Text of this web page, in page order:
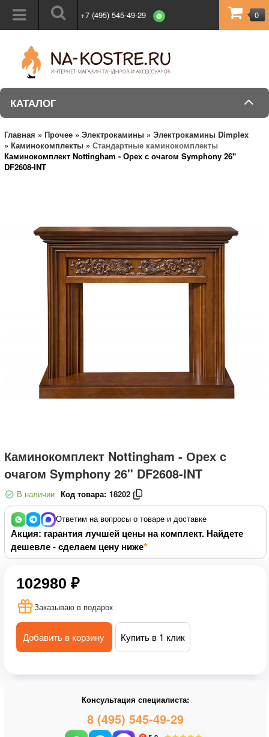
+7 (495) 545-49-29 0
КАТАЛОГ
Главная » Прочее » Электрокамины » Электрокамины Dimplex
» Каминокомплекты » Стандартные каминокомплекты
Каминокомплект Nottingham - Орех с очагом Symphony 26''
DF2608-INT
Каминокомплект Nottingham - Орех с
очагом Symphony 26'' DF2608-INT
В наличии Код товара: 18202
Ответим на вопросы о товаре и доставке
Акция: гарантия лучшей цены на комплект. Найдете
дешевле - сделаем цену ниже
102980 ₽
Заказываю в подарок
Добавить в корзину Купить в 1 клик
Консультация специалиста:
8 (495) 545-49-29